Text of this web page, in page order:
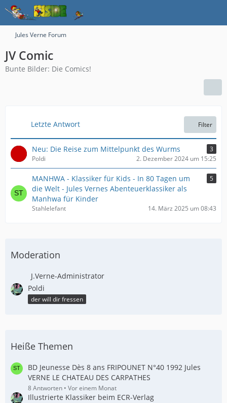
Jules Verne Forum
JV Comic
Bunte Bilder: Die Comics!
Letzte Antwort Filter
Neu: Die Reise zum Mittelpunkt des Wurms
3
Poldi
2. Dezember 2024 um 15:25
MANHWA - Klassiker für Kids - In 80 Tagen um
die Welt - Jules Vernes Abenteuerklassiker als
Manhwa für Kinder
5
Stahlelefant 14. März 2025 um 08:43
Moderation
J.Verne-Administrator
Poldi
der will dir fressen
Heiße Themen
BD Jeunesse Dès 8 ans FRIPOUNET N°40 1992 Jules
VERNE LE CHATEAU DES CARPATHES
8 Antworten Vor einem Monat
Illustrierte Klassiker beim ECR-Verlag